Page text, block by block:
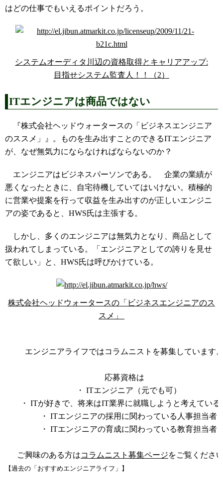
はどの仕事でもいえるポイントだろう。
システムオーディタ川辺の資格取得とキャリアアップ:
目指せシステム監査人！！（2）
ITエンジニアは商品ではない
『株式会社ヘッドウォータースの「ビジネスエンジニア
のススメ」』。ものを生み出すことのできるITエンジニア
が、なぜ無気力にならなければならないのか？
エンジニアはビジネスパーソンである。 企業の業績が
悪くなったときに、自宅待機していてはいけない。積極的
に営業や提案を行って収益を生み出すのが正しいエンジニ
アの姿であると、HWS氏は主張する。
しかし、多くのエンジニアは無気力となり、商品として
扱われてしまっている。「エンジニアとしての誇りを見せ
て欲しい」と、HWS氏は呼びかけている。
株式会社ヘッドウォータースの「ビジネスエンジニアのス
スメ」
エンジニアライフではコラムニストを募集しています
応募資格は
・ ITエンジニア（元でも可）
・ ITが好きで、将来はIT業界に就職しようと考えている
・ ITエンジニアの採用に関わっている人事担当者
・ ITエンジニアの育成に関わっている教育担当者
ご興味のある方はコラムニスト募集ページをご覧くださ
【過去の「おすすめエンジニアライフ」】